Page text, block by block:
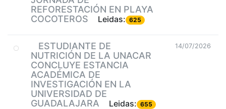
REFORESTACIÓN EN PLAYA
COCOTEROS
Leidas: 625
ESTUDIANTE DE
NUTRICIÓN DE LA UNACAR
CONCLUYE ESTANCIA
ACADÉMICA DE
INVESTIGACIÓN EN LA
UNIVERSIDAD DE
GUADALAJARA
Leidas: 655
14/07/2026